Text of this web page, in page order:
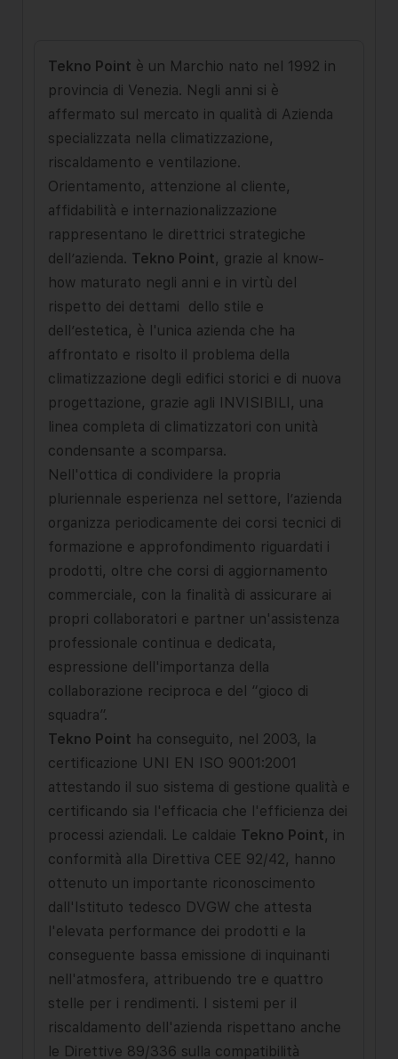
Tekno Point è un Marchio nato nel 1992 in
provincia di Venezia. Negli anni si è
affermato sul mercato in qualità di Azienda
specializzata nella climatizzazione,
riscaldamento e ventilazione.
Orientamento, attenzione al cliente,
affidabilità e internazionalizzazione
rappresentano le direttrici strategiche
dell’azienda. Tekno Point, grazie al know-
how maturato negli anni e in virtù del
rispetto dei dettami dello stile e
dell’estetica, è l'unica azienda che ha
affrontato e risolto il problema della
climatizzazione degli edifici storici e di nuova
progettazione, grazie agli INVISIBILI, una
linea completa di climatizzatori con unità
condensante a scomparsa.
Nell'ottica di condividere la propria
pluriennale esperienza nel settore, l’azienda
organizza periodicamente dei corsi tecnici di
formazione e approfondimento riguardati i
prodotti, oltre che corsi di aggiornamento
commerciale, con la finalità di assicurare ai
propri collaboratori e partner un'assistenza
professionale continua e dedicata,
espressione dell'importanza della
collaborazione reciproca e del “gioco di
squadra”.
Tekno Point ha conseguito, nel 2003, la
certificazione UNI EN ISO 9001:2001
attestando il suo sistema di gestione qualità e
certificando sia l'efficacia che l'efficienza dei
processi aziendali. Le caldaie Tekno Point, in
conformità alla Direttiva CEE 92/42, hanno
ottenuto un importante riconoscimento
dall'Istituto tedesco DVGW che attesta
l'elevata performance dei prodotti e la
conseguente bassa emissione di inquinanti
nell'atmosfera, attribuendo tre e quattro
stelle per i rendimenti. I sistemi per il
riscaldamento dell'azienda rispettano anche
le Direttive 89/336 sulla compatibilità